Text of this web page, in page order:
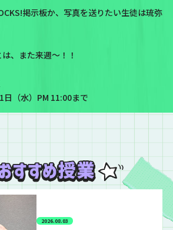
掲示板か、写真を送りたい生徒は琉弥
、また来週〜！！
（水）PM 11:00まで
2026.08.03